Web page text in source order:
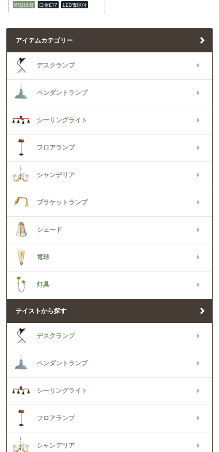
即日出荷 口金E17 LED電球付
アイテムカテゴリー
デスクランプ
ペンダントランプ
シーリングライト
フロアランプ
シャンデリア
ブラケットランプ
シェード
電球
灯具
テイストから探す
デスクランプ
ペンダントランプ
シーリングライト
フロアランプ
シャンデリア